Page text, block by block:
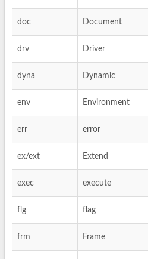
doc Document
drv Driver
dyna Dynamic
env Environment
err error
ex/ext Extend
exec execute
flg flag
frm Frame